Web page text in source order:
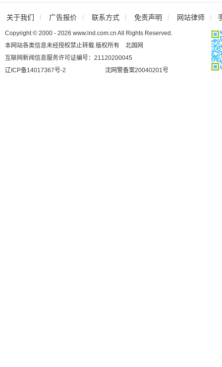
关于我们 广告报价 联系方式 免责声明 网站律师
Copyright © 2000 - 2026 www.lnd.com.cn All Rights Reserved.
本网站各类信息未经授权禁止转载 版权所有 北国网
互联网新闻信息服务许可证编号：21120200045
辽ICP备14017367号-2
沈网警备案20040201号